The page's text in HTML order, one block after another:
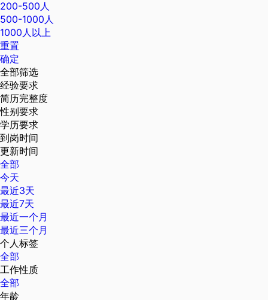
200-500人
500-1000人
1000人以上
重置
确定
全部筛选
经验要求
简历完整度
性别要求
学历要求
到岗时间
更新时间
全部
今天
最近3天
最近7天
最近一个月
最近三个月
个人标签
全部
工作性质
全部
年龄